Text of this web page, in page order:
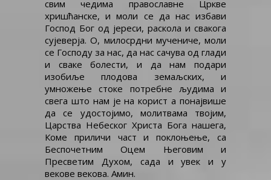
свим чедима православне Цркве
хришћанске, и моли се да нас избави
Господ Бог од јереси, раскола и свакога
сујеверја. О, милосрдни мучениче, моли
се Господу за нас, да нас сачува од глади
и сваке болести, и да нам подари
изобиље плодова земаљских, и
умножење стоке потребне људима и
свега што нам је на корист а понајвише
да се удостојимо, молитвама твојим,
Царства Небеског Христа Бога нашега,
Коме приличи част и поклоњење, са
Беспочетним Оцем Његовим и
Пресветим Духом, сада и увек и у
векове векова. Амин.